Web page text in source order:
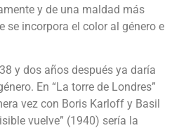
y de una maldad más
se incorpora el color al género e
y dos años después ya daría
En “La torre de Londres”
vez con Boris Karloff y Basil
vuelve” (1940) sería la